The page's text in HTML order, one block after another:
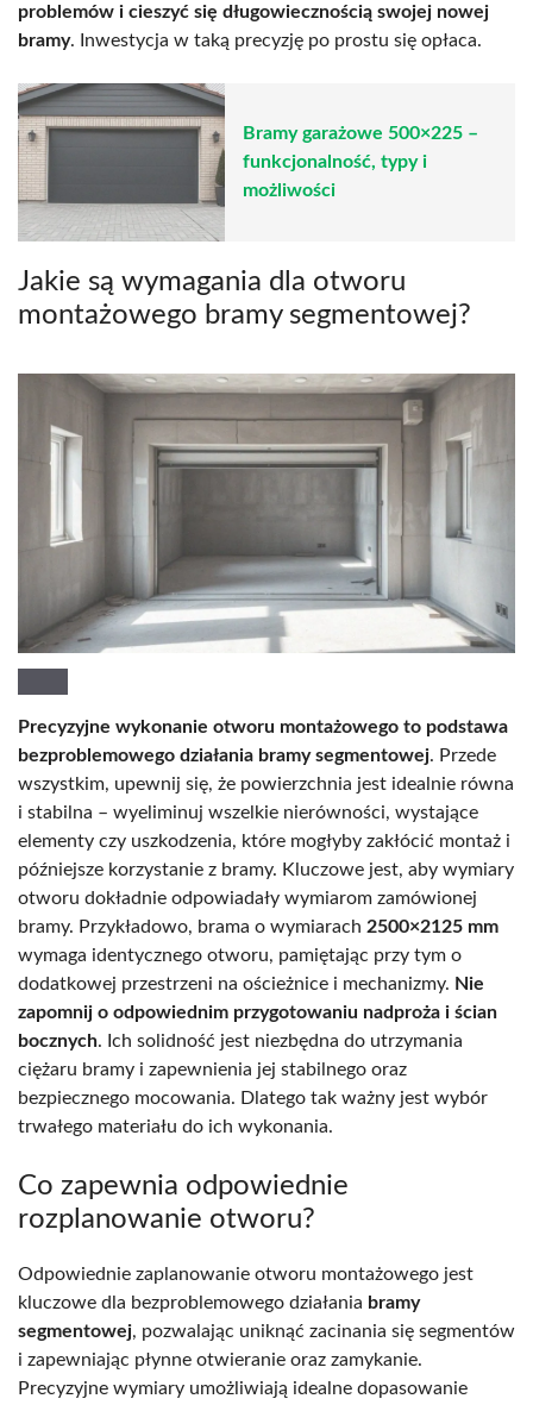
problemów i cieszyć się długowiecznością swojej nowej
bramy. Inwestycja w taką precyzję po prostu się opłaca.
Bramy garażowe 500×225 –
funkcjonalność, typy i
możliwości
Jakie są wymagania dla otworu
montażowego bramy segmentowej?
Precyzyjne wykonanie otworu montażowego to podstawa
bezproblemowego działania bramy segmentowej. Przede
wszystkim, upewnij się, że powierzchnia jest idealnie równa
i stabilna – wyeliminuj wszelkie nierówności, wystające
elementy czy uszkodzenia, które mogłyby zakłócić montaż i
późniejsze korzystanie z bramy. Kluczowe jest, aby wymiary
otworu dokładnie odpowiadały wymiarom zamówionej
bramy. Przykładowo, brama o wymiarach 2500×2125 mm
wymaga identycznego otworu, pamiętając przy tym o
dodatkowej przestrzeni na ościeżnice i mechanizmy. Nie
zapomnij o odpowiednim przygotowaniu nadproża i ścian
bocznych. Ich solidność jest niezbędna do utrzymania
ciężaru bramy i zapewnienia jej stabilnego oraz
bezpiecznego mocowania. Dlatego tak ważny jest wybór
trwałego materiału do ich wykonania.
Co zapewnia odpowiednie
rozplanowanie otworu?
Odpowiednie zaplanowanie otworu montażowego jest
kluczowe dla bezproblemowego działania bramy
segmentowej, pozwalając uniknąć zacinania się segmentów
i zapewniając płynne otwieranie oraz zamykanie.
Precyzyjne wymiary umożliwiają idealne dopasowanie